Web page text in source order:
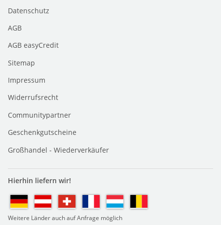
Datenschutz
AGB
AGB easyCredit
Sitemap
Impressum
Widerrufsrecht
Communitypartner
Geschenkgutscheine
Großhandel - Wiederverkäufer
Hierhin liefern wir!
Weitere Länder auch auf Anfrage möglich